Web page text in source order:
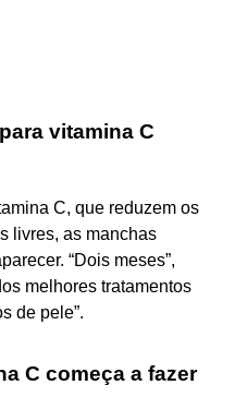
vitamina C
C, que reduzem os
livres, as manchas
“Dois meses”,
melhores tratamentos
de pele”.
C começa a fazer